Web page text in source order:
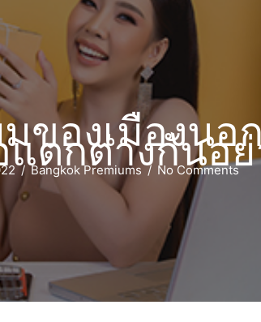
ของเมืองนอ
ตกต่างกันอย่
/ Bangkok Premiums / No Comments